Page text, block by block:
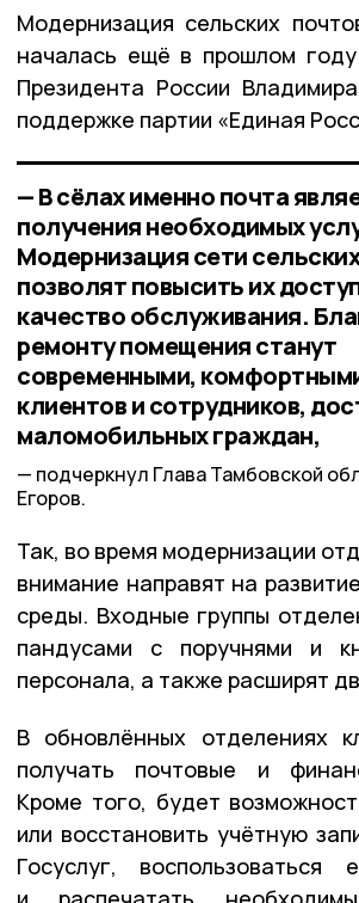
Модернизация сельских
началась ещё в прошлом
Президента России
поддержке партии «Единая
— В сёлах именно почта
получения необходимых
Модернизация сети
позволят повысить их
качество обслуживания.
ремонту помещения станут
современными,
клиентов и сотрудников,
маломобильных граждан,
подчеркнул Глава Тамбовской
Егоров.
Так, во время модернизации
внимание направят на
среды. Входные группы
пандусами с поручнями и
персонала, а также расширят
В обновлённых отделениях
получать почтовые и
Кроме того, будет
или восстановить учётную
Госуслуг, воспользоваться